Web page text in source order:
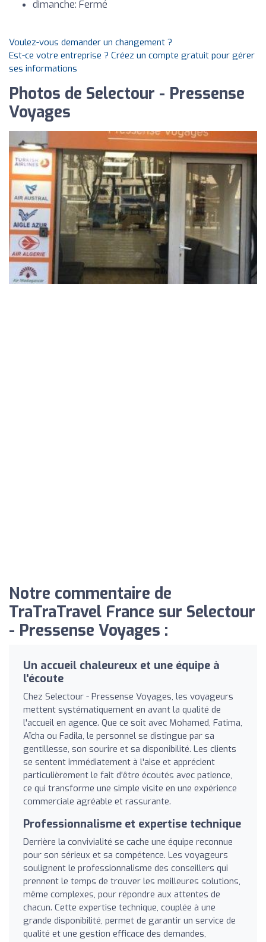
dimanche: Fermé
Voulez-vous demander un changement ?
Est-ce votre entreprise ? Créez un compte gratuit pour gérer
ses informations
Photos de Selectour - Pressense
Voyages
Notre commentaire de
TraTraTravel France sur Selectour
- Pressense Voyages :
Un accueil chaleureux et une équipe à
l'écoute
Chez Selectour - Pressense Voyages, les voyageurs
mettent systématiquement en avant la qualité de
l'accueil en agence. Que ce soit avec Mohamed, Fatima,
Aïcha ou Fadila, le personnel se distingue par sa
gentillesse, son sourire et sa disponibilité. Les clients
se sentent immédiatement à l'aise et apprécient
particulièrement le fait d'être écoutés avec patience,
ce qui transforme une simple visite en une expérience
commerciale agréable et rassurante.
Professionnalisme et expertise technique
Derrière la convivialité se cache une équipe reconnue
pour son sérieux et sa compétence. Les voyageurs
soulignent le professionnalisme des conseillers qui
prennent le temps de trouver les meilleures solutions,
même complexes, pour répondre aux attentes de
chacun. Cette expertise technique, couplée à une
grande disponibilité, permet de garantir un service de
qualité et une gestion efficace des demandes,